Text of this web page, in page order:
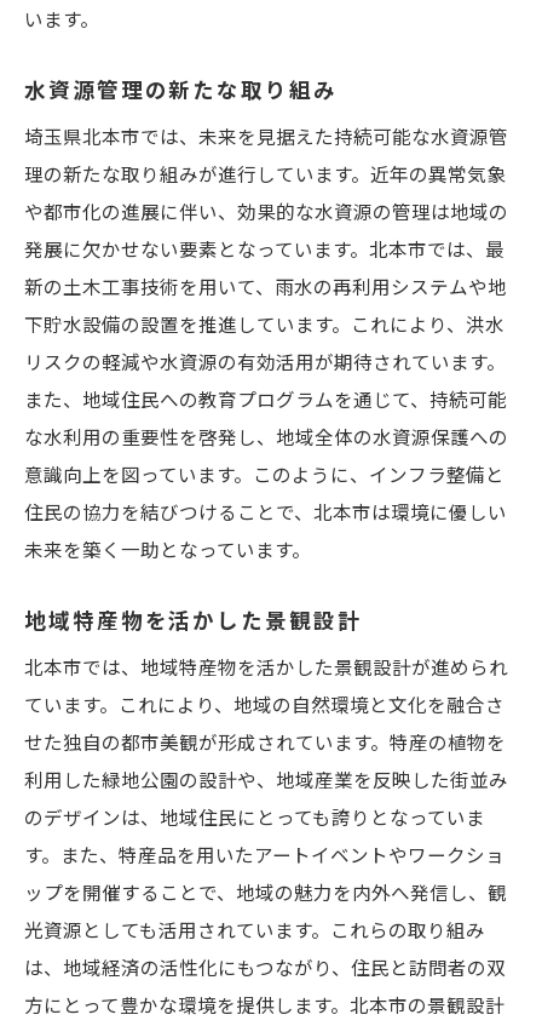
います。
水資源管理の新たな取り組み
埼玉県北本市では、未来を見据えた持続可能な水資源管
理の新たな取り組みが進行しています。近年の異常気象
や都市化の進展に伴い、効果的な水資源の管理は地域の
発展に欠かせない要素となっています。北本市では、最
新の土木工事技術を用いて、雨水の再利用システムや地
下貯水設備の設置を推進しています。これにより、洪水
リスクの軽減や水資源の有効活用が期待されています。
また、地域住民への教育プログラムを通じて、持続可能
な水利用の重要性を啓発し、地域全体の水資源保護への
意識向上を図っています。このように、インフラ整備と
住民の協力を結びつけることで、北本市は環境に優しい
未来を築く一助となっています。
地域特産物を活かした景観設計
北本市では、地域特産物を活かした景観設計が進められ
ています。これにより、地域の自然環境と文化を融合さ
せた独自の都市美観が形成されています。特産の植物を
利用した緑地公園の設計や、地域産業を反映した街並み
のデザインは、地域住民にとっても誇りとなっていま
す。また、特産品を用いたアートイベントやワークショ
ップを開催することで、地域の魅力を内外へ発信し、観
光資源としても活用されています。これらの取り組み
は、地域経済の活性化にもつながり、住民と訪問者の双
方にとって豊かな環境を提供します。北本市の景観設計